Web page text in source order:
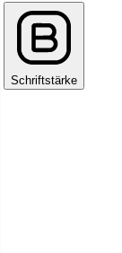
Schriftstärke